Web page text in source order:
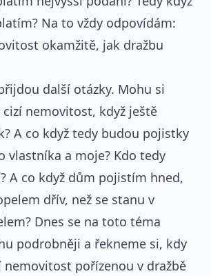
Na to vždy odpovídám:
okamžitě, jak dražbu
další otázky. Mohu si
nemovitost, když ještě
A co když tedy budou pojistky
vlastníka a moje? Kdo tedy
A co když dům pojistím hned,
dřív, než se stanu v
Dnes se na toto téma
podrobněji a řekneme si, kdy
nemovitost pořízenou v dražbě